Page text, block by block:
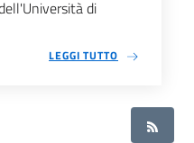
di
LEGGI TUTTO